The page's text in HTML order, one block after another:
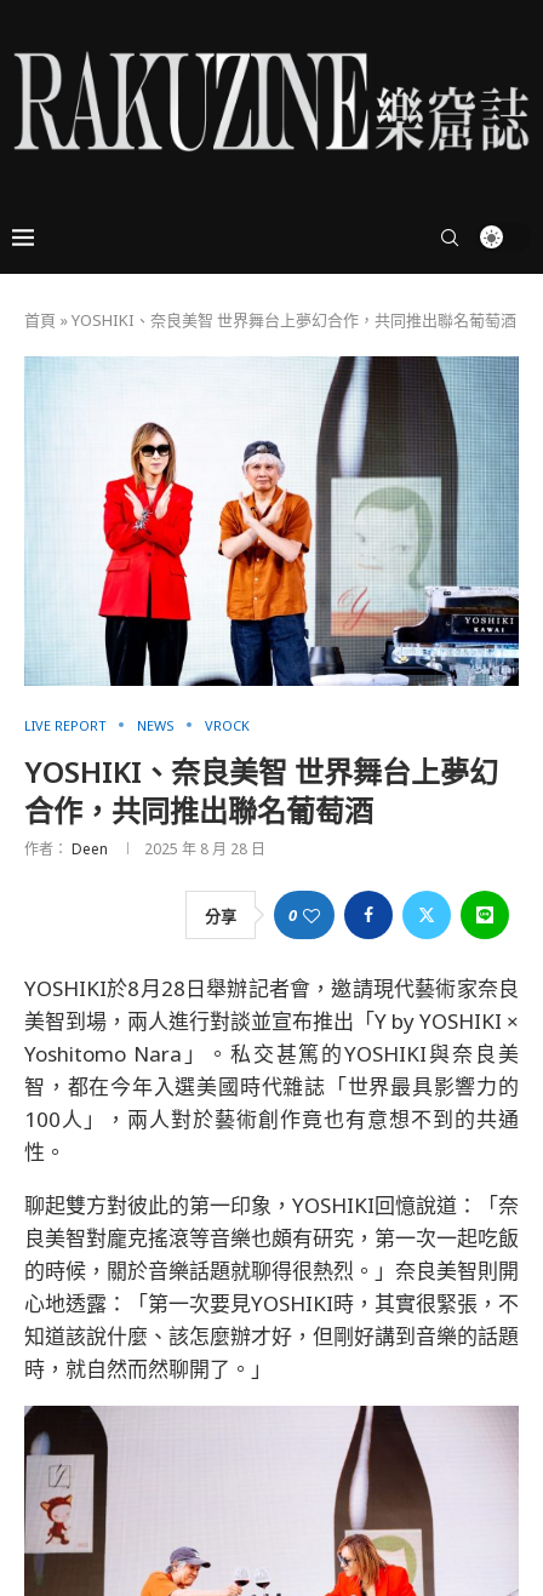
首頁 »YOSHIKI、奈良美智 世界舞台上夢幻合作，共同推出聯名葡萄酒
LIVE REPORT NEWS VROCK
YOSHIKI、奈良美智 世界舞台上夢幻
合作，共同推出聯名葡萄酒
作者： Deen 2025 年 8 月 28 日
分享 0
YOSHIKI於8月28日舉辦記者會，邀請現代藝術家奈良
美智到場，兩人進行對談並宣布推出「Y by YOSHIKI ×
Yoshitomo Nara」。私交甚篤的YOSHIKI與奈良美
智，都在今年入選美國時代雜誌「世界最具影響力的
100人」，兩人對於藝術創作竟也有意想不到的共通
性。
聊起雙方對彼此的第一印象，YOSHIKI回憶說道：「奈
良美智對龐克搖滾等音樂也頗有研究，第一次一起吃飯
的時候，關於音樂話題就聊得很熱烈。」奈良美智則開
心地透露：「第一次要見YOSHIKI時，其實很緊張，不
知道該說什麼、該怎麼辦才好，但剛好講到音樂的話題
時，就自然而然聊開了。」